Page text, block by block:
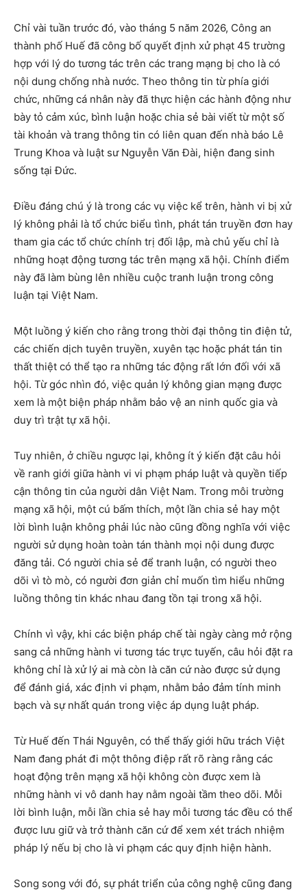
Chỉ vài tuần trước đó, vào tháng 5 năm 2026, Công an
thành phố Huế đã công bố quyết định xử phạt 45 trường
hợp với lý do tương tác trên các trang mạng bị cho là có
nội dung chống nhà nước. Theo thông tin từ phía giới
chức, những cá nhân này đã thực hiện các hành động như
bày tỏ cảm xúc, bình luận hoặc chia sẻ bài viết từ một số
tài khoản và trang thông tin có liên quan đến nhà báo Lê
Trung Khoa và luật sư Nguyễn Văn Đài, hiện đang sinh
sống tại Đức.
Điều đáng chú ý là trong các vụ việc kể trên, hành vi bị xử
lý không phải là tổ chức biểu tình, phát tán truyền đơn hay
tham gia các tổ chức chính trị đối lập, mà chủ yếu chỉ là
những hoạt động tương tác trên mạng xã hội. Chính điểm
này đã làm bùng lên nhiều cuộc tranh luận trong công
luận tại Việt Nam.
Một luồng ý kiến cho rằng trong thời đại thông tin điện tử,
các chiến dịch tuyên truyền, xuyên tạc hoặc phát tán tin
thất thiệt có thể tạo ra những tác động rất lớn đối với xã
hội. Từ góc nhìn đó, việc quản lý không gian mạng được
xem là một biện pháp nhằm bảo vệ an ninh quốc gia và
duy trì trật tự xã hội.
Tuy nhiên, ở chiều ngược lại, không ít ý kiến đặt câu hỏi
về ranh giới giữa hành vi vi phạm pháp luật và quyền tiếp
cận thông tin của người dân Việt Nam. Trong môi trường
mạng xã hội, một cú bấm thích, một lần chia sẻ hay một
lời bình luận không phải lúc nào cũng đồng nghĩa với việc
người sử dụng hoàn toàn tán thành mọi nội dung được
đăng tải. Có người chia sẻ để tranh luận, có người theo
dõi vì tò mò, có người đơn giản chỉ muốn tìm hiểu những
luồng thông tin khác nhau đang tồn tại trong xã hội.
Chính vì vậy, khi các biện pháp chế tài ngày càng mở rộng
sang cả những hành vi tương tác trực tuyến, câu hỏi đặt ra
không chỉ là xử lý ai mà còn là căn cứ nào được sử dụng
để đánh giá, xác định vi phạm, nhằm bảo đảm tính minh
bạch và sự nhất quán trong việc áp dụng luật pháp.
Từ Huế đến Thái Nguyên, có thể thấy giới hữu trách Việt
Nam đang phát đi một thông điệp rất rõ ràng rằng các
hoạt động trên mạng xã hội không còn được xem là
những hành vi vô danh hay nằm ngoài tầm theo dõi. Mỗi
lời bình luận, mỗi lần chia sẻ hay mỗi tương tác đều có thể
được lưu giữ và trở thành căn cứ để xem xét trách nhiệm
pháp lý nếu bị cho là vi phạm các quy định hiện hành.
Song song với đó, sự phát triển của công nghệ cũng đang